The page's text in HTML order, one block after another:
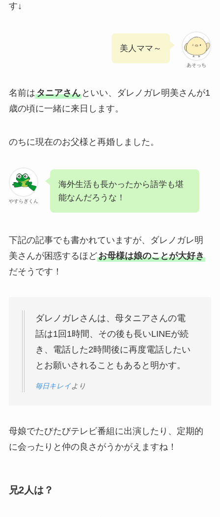
す↓
あそっち
美人ママ～
名前はタニアさんといい、ダレノガレ明美さんが1
歳の頃に一緒に来日します。
のちに現在のお父様と再婚しました。
やすらぎくん
海外生活も長かったから語学も堪
能なんだろうな！
下記の記事でも書かれていますが、ダレノガレ明
美さんが困惑するほどお母様は娘のことが大好き
だそうです！
ダレノガレさんは、母タニアさんの電
話は1回1時間、その後も長いLINEが続
き、電話した2時間後に再度電話したい
とお願いされることもあると明かす。
毎日キレイより
母娘でたびたびテレビ番組に出演したり、定期的
に会ったりと仲の良さがうかがえますね！
兄2人は？